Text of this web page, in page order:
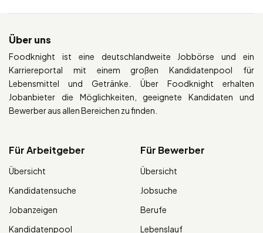
Über uns
Foodknight ist eine deutschlandweite Jobbörse und ein
Karriereportal mit einem großen Kandidatenpool für
Lebensmittel und Getränke. Über Foodknight erhalten
Jobanbieter die Möglichkeiten, geeignete Kandidaten und
Bewerber aus allen Bereichen zu finden.
Für Arbeitgeber
Übersicht
Kandidatensuche
Jobanzeigen
Kandidatenpool
Für Bewerber
Übersicht
Jobsuche
Berufe
Lebenslauf